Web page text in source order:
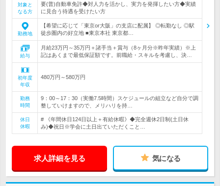
対象と
なる方
要(普)自動車免許◆対人力を活かし、実力を発揮したい方◆実績
に見合う待遇を受けたい方
勤務地
【希望に応じて「東京or大阪」の支店に配属】 ◎転勤なし ◎駅
徒歩圏内の好立地 ■東京本社 東京都…
給与
月給23万円～35万円＋諸手当＋賞与（8ヶ月分※昨年実績）※上
記はあくまで最低保証額です。前職給・スキルを考慮し、決…
初年度
年収
480万円～580万円
勤務
時間
9：00～17：30（実働7.5時間）スケジュールの組立など自分で調
整していけますので、メリハリを持…
休日
休暇
# 《年間休日124日以上＋有給休暇》◆完全週休2日制(土日休
み)◆祝日※学会に土日出ていただくこと…
求人詳細を見る 気になる